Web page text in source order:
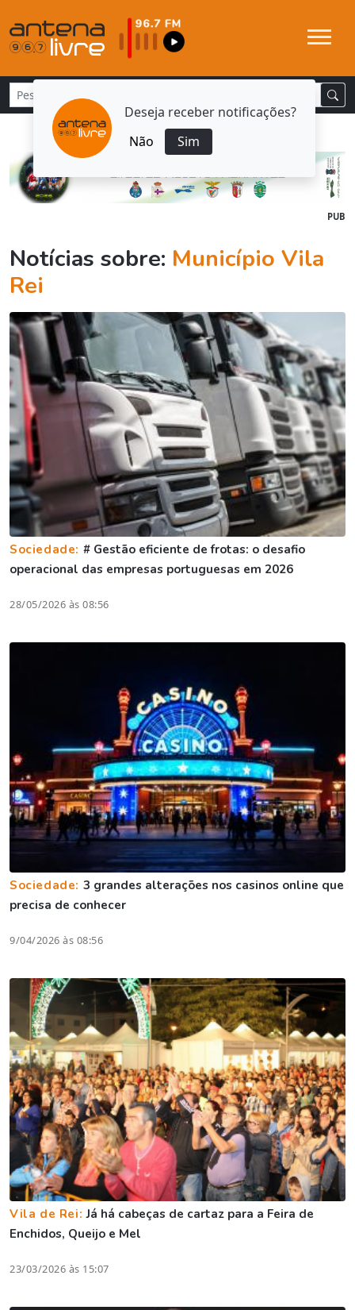
Deseja receber notificações?
Não
Sim
PUB
Notícias sobre: Município Vila
Rei
Sociedade: # Gestão eficiente de frotas: o desafio
operacional das empresas portuguesas em 2026
28/05/2026 às 08:56
Sociedade: 3 grandes alterações nos casinos online que
precisa de conhecer
9/04/2026 às 08:56
Vila de Rei:Já há cabeças de cartaz para a Feira de
Enchidos, Queijo e Mel
23/03/2026 às 15:07